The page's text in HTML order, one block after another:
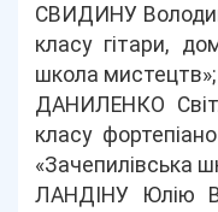
СВИДИНУ
класу гітари,
школа мистецтв»;
ДАНИЛЕНКО
класу
«Зачепилівська
ЛАНДІНУ Юлію